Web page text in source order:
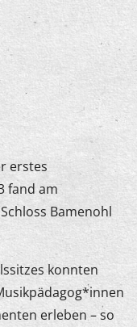
erstes
fand am
Bamenohl
konnten
erleben – so